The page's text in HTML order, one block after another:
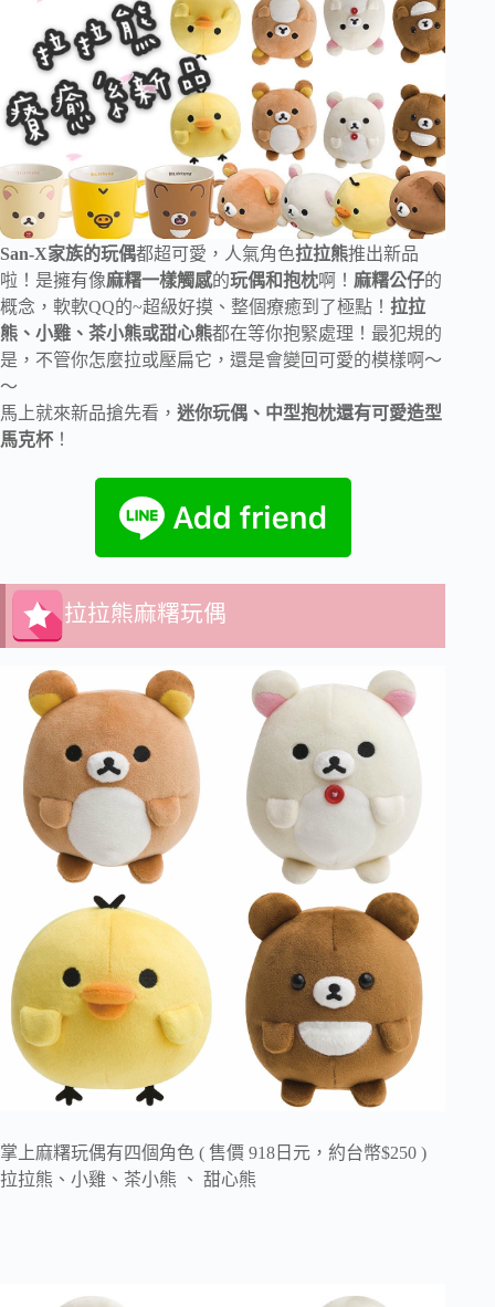
San-X家族的玩偶都超可愛，人氣角色拉拉熊推出新品
啦！是擁有像麻糬一樣觸感的玩偶和抱枕啊！ 麻糬公仔的
概念，軟軟QQ的~超級好摸、整個療癒到了極點！ 拉拉
熊、小雞、茶小熊或甜心熊都在等你抱緊處理！最犯規的
是，不管你怎麼拉或壓扁它，還是會變回可愛的模樣啊～
～
馬上就來新品搶先看， 迷你玩偶、中型抱枕還有可愛造型
馬克杯 ！
拉拉熊麻糬玩偶
掌上麻糬玩偶有四個角色 ( 售價 918日元，約台幣$250 )
拉拉熊、小雞、茶小熊 、 甜心熊